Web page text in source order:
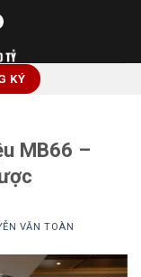
KÝ
MB66 –
VĂN TOÀN